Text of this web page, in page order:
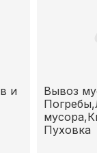
и
Вывоз
Пуховка